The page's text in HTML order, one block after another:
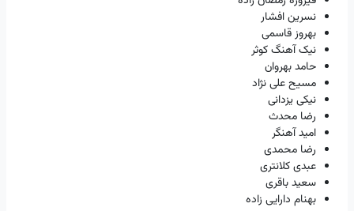
نسرین افشار
بهروز قاسمی
نیک آهنگ کوثر
حامد بهروان
مسیح علی نژاد
نیکی یزدانی
رضا محدث
امید آهنگر
رضا محمدی
عبدی کلانتری
سعید باقری
بهنام دارایی زاده